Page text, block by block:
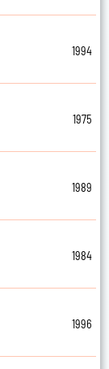
1994
1975
1989
1984
1996